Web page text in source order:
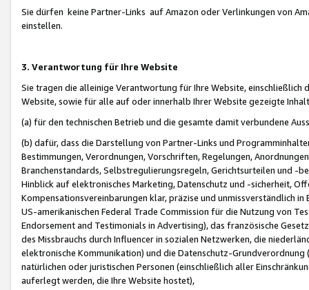
Sie dürfen keine Partner-Links auf Amazon oder Verlinkungen von
einstellen.
3. Verantwortung für Ihre Website
Sie tragen die alleinige Verantwortung für Ihre Website,
Website, sowie für alle auf oder innerhalb Ihrer Website gezeigte
(a) für den technischen Betrieb und die gesamte damit verbundene
(b) dafür, dass die Darstellung von Partner-Links und
Bestimmungen, Verordnungen, Vorschriften, Regelungen,
Branchenstandards, Selbstregulierungsregeln, Gerichtsurteilen und -
Hinblick auf elektronisches Marketing, Datenschutz und -sicherheit,
Kompensationsvereinbarungen klar, präzise und unmissverständlich
US-amerikanischen Federal Trade Commission für die Nutzung von
Endorsement and Testimonials in Advertising), das französische
des Missbrauchs durch Influencer in sozialen Netzwerken, die
elektronische Kommunikation) und die Datenschutz-
natürlichen oder juristischen Personen (einschließlich aller
auferlegt werden, die Ihre Website hostet),